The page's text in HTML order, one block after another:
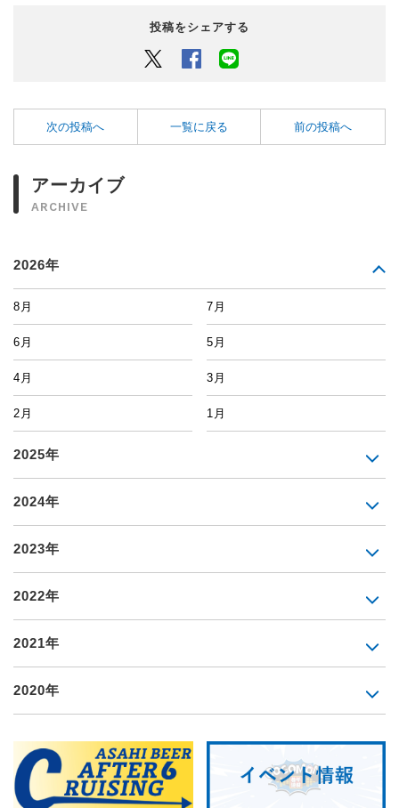
投稿をシェアする
Twitter Facebook
次の投稿へ 一覧に戻る 前の投稿へ
アーカイブ
ARCHIVE
2026年
8月 7月
6月 5月
4月 3月
2月 1月
2025年
2024年
2023年
2022年
2021年
2020年